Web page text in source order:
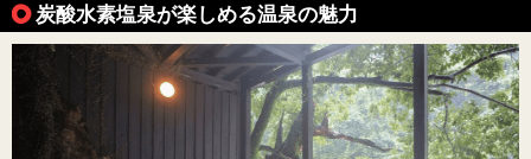
炭酸水素塩泉が楽しめる温泉の魅力